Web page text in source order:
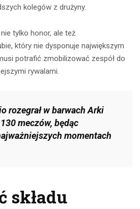
kolegów z drużyny.
tylko honor, ale też
który nie dysponuje największym
potrafić zmobilizować zespół do
rywalami.
rozegrał w barwach Arki
meczów, będąc
momentach
składu